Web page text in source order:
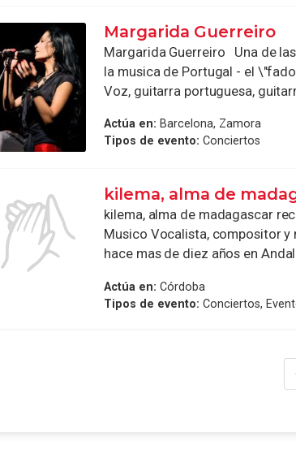
Margarida Guerreiro
Margarida Guerreiro Una de
la musica de Portugal - el
Voz, guitarra portuguesa,
Actúa en: Barcelona, Zamora
Tipos de evento: Conciertos
kilema, alma de
kilema, alma de madagascar
Musico Vocalista, compositor
hace mas de diez años en
Actúa en: Córdoba
Tipos de evento: Conciertos,